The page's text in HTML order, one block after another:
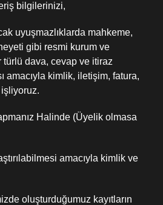
bilgilerinizi,
uyuşmazlıklarda mahkeme,
gibi resmi kurum ve
türlü dava, cevap ve itiraz
amacıyla kimlik, iletişim, fatura,
Halinde (Üyelik olmasa
amacıyla kimlik ve
oluşturduğumuz kayıtların